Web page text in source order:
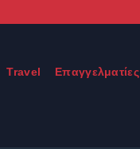
Travel Επαγγελματίες